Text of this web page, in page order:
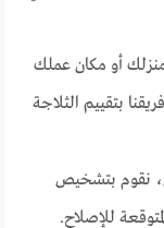
أو مكان عملك
بتقييم الثلاجة
نقوم بتشخيص
للإصلاح.